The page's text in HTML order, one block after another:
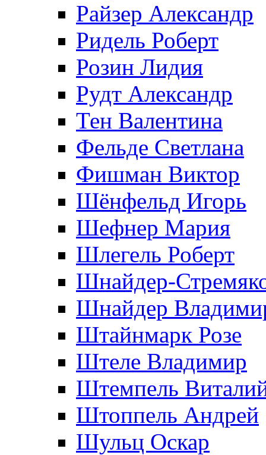
Райзер Александр
Ридель Роберт
Розин Лидия
Рудт Александр
Тен Валентина
Фельде Светлана
Фишман Виктор
Шёнфельд Игорь
Шефнер Мария
Шлегель Роберт
Шнайдер-
Шнайдер
Штайнмарк Розe
Штеле Владимир
Штемпель
Штоппель Андрей
Шульц Оскар